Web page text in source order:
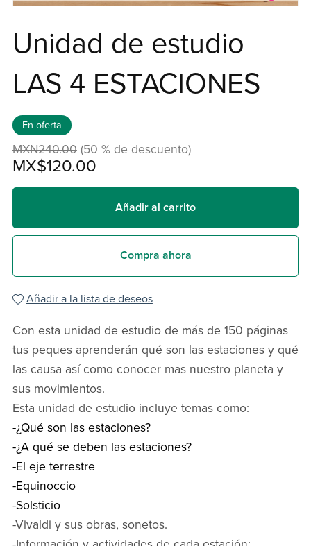
Unidad de estudio
LAS 4 ESTACIONES
En oferta
MXN240.00 (50 % de descuento)
MX$120.00
Añadir al carrito
Compra ahora
Añadir a la lista de deseos
Con esta unidad de estudio de más de 150 páginas
tus peques aprenderán qué son las estaciones y qué
las causa así como conocer mas nuestro planeta y
sus movimientos.
Esta unidad de estudio incluye temas como:
-¿Qué son las estaciones?
-¿A qué se deben las estaciones?
-El eje terrestre
-Equinoccio
-Solsticio
-Vivaldi y sus obras, sonetos.